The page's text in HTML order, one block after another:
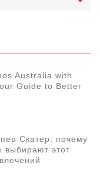
Australia with
Guide to Better
Скатер: почему
выбирают этот